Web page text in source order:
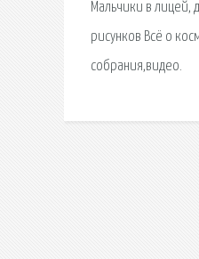
Мальчики в лицей,
рисунков Всё о
собрания,видео.